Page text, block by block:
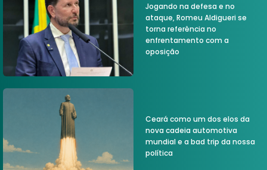
Jogando na defesa e no
ataque, Romeu Aldigueri se
torna referência no
enfrentamento com a
oposição
Ceará como um dos elos da
nova cadeia automotiva
mundial e a bad trip da nossa
política